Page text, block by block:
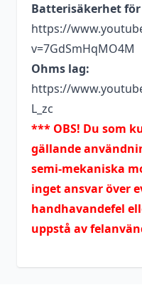
Batterisäkerhet
https://
v=7GdSmHqMO4M
Ohms lag:
https://
L_zc
*** OBS! Du som
gällande
semi-mekaniska
inget ansvar över
handhavandefel
uppstå av